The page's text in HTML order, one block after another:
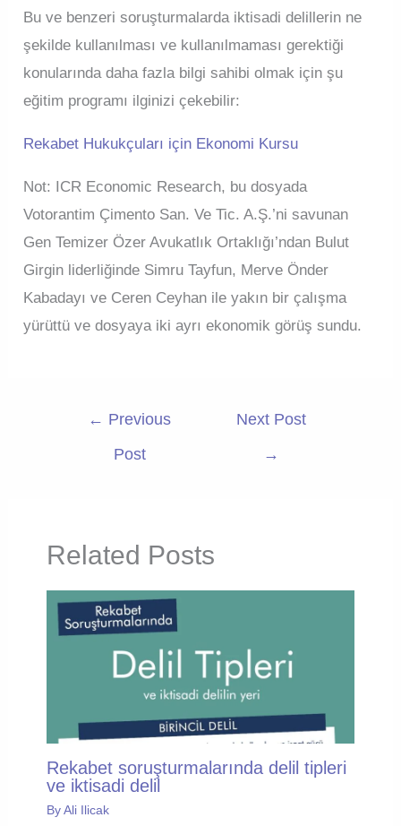
Bu ve benzeri soruşturmalarda iktisadi delillerin ne
şekilde kullanılması ve kullanılmaması gerektiği
konularında daha fazla bilgi sahibi olmak için şu
eğitim programı ilginizi çekebilir:
Rekabet Hukukçuları için Ekonomi Kursu
Not: ICR Economic Research, bu dosyada
Votorantim Çimento San. Ve Tic. A.Ş.’ni savunan
Gen Temizer Özer Avukatlık Ortaklığı’ndan Bulut
Girgin liderliğinde Simru Tayfun, Merve Önder
Kabadayı ve Ceren Ceyhan ile yakın bir çalışma
yürüttü ve dosyaya iki ayrı ekonomik görüş sundu.
← Previous
Post
Next Post
→
Related Posts
Rekabet soruşturmalarında delil tipleri
ve iktisadi delil
ByAli Ilicak